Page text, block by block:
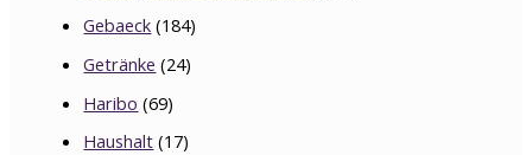
Gebaeck (184)
Getränke (24)
Haribo (69)
Haushalt (17)